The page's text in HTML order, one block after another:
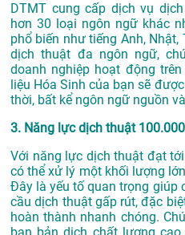
DTMT cung cấp dịch vụ
hơn 30 loại ngôn ngữ khác
phổ biến như tiếng Anh, Nhật,
dịch thuật đa ngôn ngữ,
doanh nghiệp hoạt động
liệu Hóa Sinh của bạn sẽ
thời, bất kể ngôn ngữ nguồn
3. Năng lực dịch thuật
Với năng lực dịch thuật đạt
có thể xử lý một khối lượng
Đây là yếu tố quan trọng giúp
cầu dịch thuật gấp rút, đặc
hoàn thành nhanh chóng.